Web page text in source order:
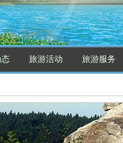
旅游活动 旅游服务